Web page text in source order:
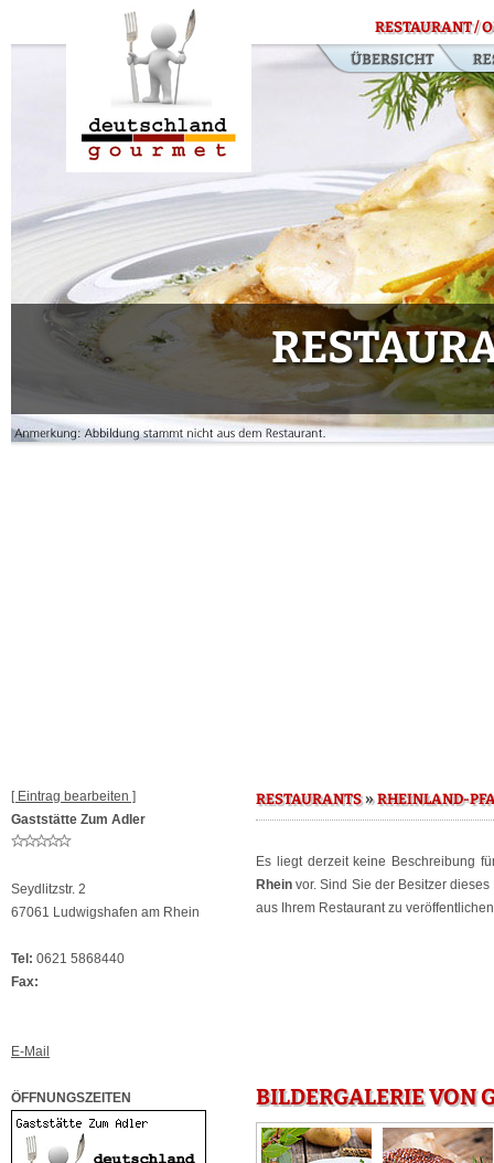
RESTAURANT /
[ Eintrag bearbeiten ]
Gaststätte Zum Adler
Seydlitzstr. 2
67061 Ludwigshafen am Rhein
Tel: 0621 5868440
Fax:
E-Mail
ÖFFNUNGSZEITEN
RESTAURANTS»RHEINLAND-
Es liegt derzeit keine Beschreibung
Rhein vor. Sind Sie der Besitzer
aus Ihrem Restaurant zu
BILDERGALERIE VON